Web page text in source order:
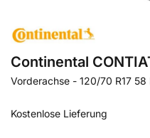
Continental
Vorderachse - 120/70 R17 58
Kostenlose Lieferung